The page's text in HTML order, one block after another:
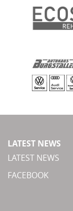
LATEST NEWS
LATEST NEWS
FACEBOOK